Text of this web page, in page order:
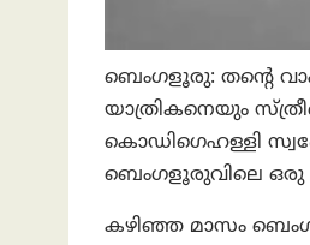
ബെംഗളൂരു: തന്റെ
യാത്രികനെയും
കൊഡിഗെഹള്ളി
ബെംഗളൂരുവിലെ ഒരു
കഴിഞ്ഞ മാസം